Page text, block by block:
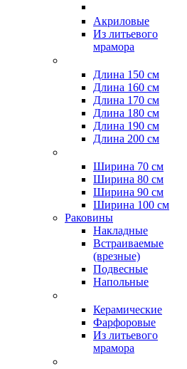
Акриловые
Из литьевого
мрамора
Длина 150 см
Длина 160 см
Длина 170 см
Длина 180 см
Длина 190 см
Длина 200 см
Ширина 70 см
Ширина 80 см
Ширина 90 см
Ширина 100 см
Раковины
Накладные
Встраиваемые
(врезные)
Подвесные
Напольные
Керамические
Фарфоровые
Из литьевого
мрамора